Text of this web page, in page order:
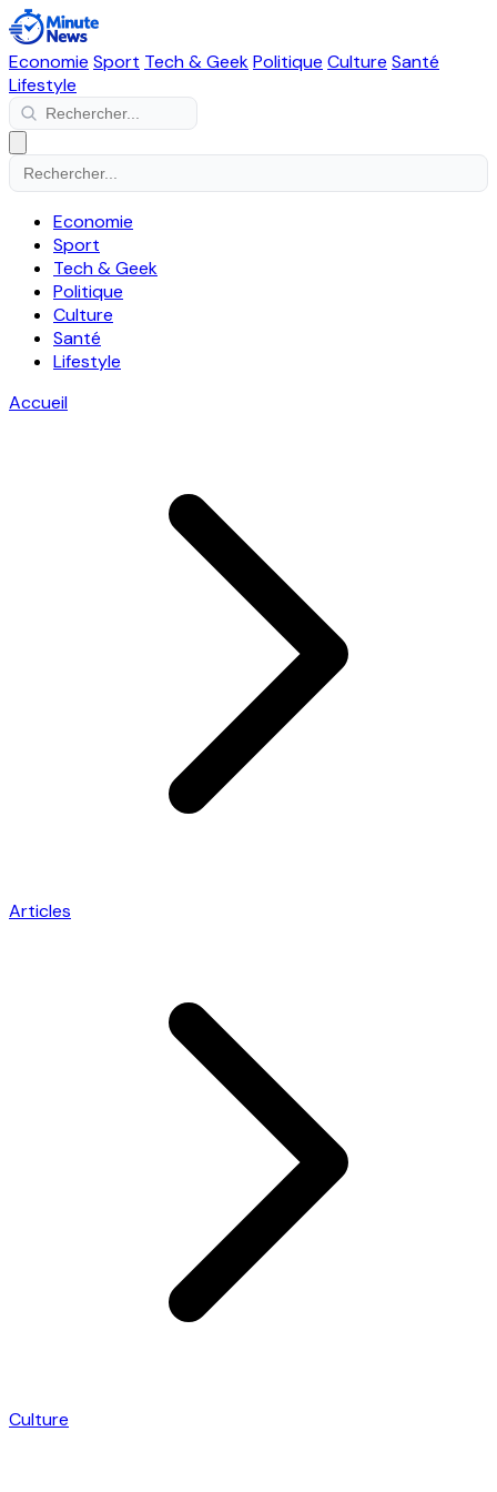
Economie Sport Tech & GeekPolitique Culture Santé
Lifestyle
Economie
Sport
Tech & Geek
Politique
Culture
Santé
Lifestyle
Accueil
Articles
Culture